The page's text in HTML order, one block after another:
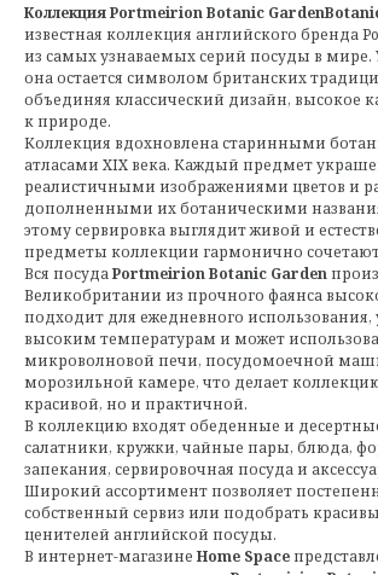
Коллекция Portmeirion Botanic
известная коллекция английского бренда
из самых узнаваемых серий посуды в мире.
она остается символом британских
объединяя классический дизайн, высокое
к природе.
Коллекция вдохновлена старинными
атласами XIX века. Каждый предмет
реалистичными изображениями цветов и
дополненными их ботаническими
этому сервировка выглядит живой и
предметы коллекции гармонично
Вся посудаPortmeirion Botanic Garden
Великобритании из прочного фаянса
подходит для ежедневного использования,
высоким температурам и может
микроволновой печи, посудомоечной
морозильной камере, что делает
красивой, но и практичной.
В коллекцию входят обеденные и
салатники, кружки, чайные пары, блюда,
запекания, сервировочная посуда и
Широкий ассортимент позволяет
собственный сервиз или подобрать
ценителей английской посуды.
В интернет-магазине Home Space